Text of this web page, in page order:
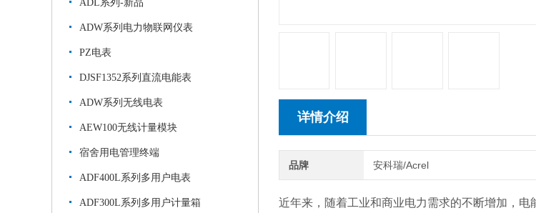
ADL系列-新品
ADW系列电力物联网仪表
PZ电表
DJSF1352系列直流电能表
ADW系列无线电表
AEW100无线计量模块
宿舍用电管理终端
ADF400L系列多用户电表
ADF300L系列多用户计量箱
详情介绍
品牌 安科瑞/Acrel
近年来，随着工业和商业电力需求的不断增加，